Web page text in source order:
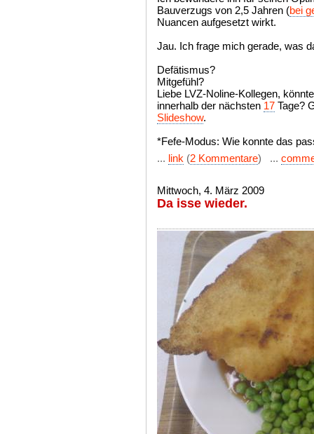
Bauverzugs von 2,5 Jahren (bei
Nuancen aufgesetzt wirkt.
Jau. Ich frage mich gerade, was
Defätismus?
Mitgefühl?
Liebe LVZ-Noline-Kollegen,
innerhalb der nächsten 17 Tage?
Slideshow.
*Fefe-Modus: Wie konnte das
... link (2 Kommentare) ...
Mittwoch, 4. März 2009
Da isse wieder.